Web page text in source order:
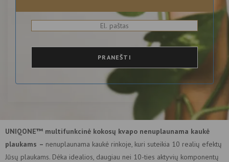
PRANEŠTI
UNIQONE™ multifunkcinė kokosų kvapo nenuplaunama kaukė
plaukams – nenuplaunama kaukė rinkoje, kuri suteikia 10 realių efektų
Jūsų plaukams. Dėka idealios, daugiau nei 10-ties aktyvių komponentų